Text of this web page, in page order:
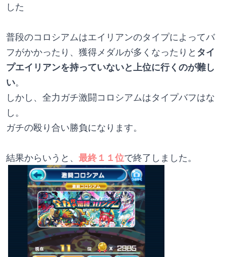
した
普段のコロシアムはエイリアンのタイプによってバ
フがかかったり、獲得メダルが多くなったりと タイ
プエイリアンを持っていないと上位に行くのが難し
い。
しかし、全力ガチ激闘コロシアムはタイプバフはな
し。
ガチの殴り合い勝負になります。
結果からいうと、 最終１１位で終了しました。